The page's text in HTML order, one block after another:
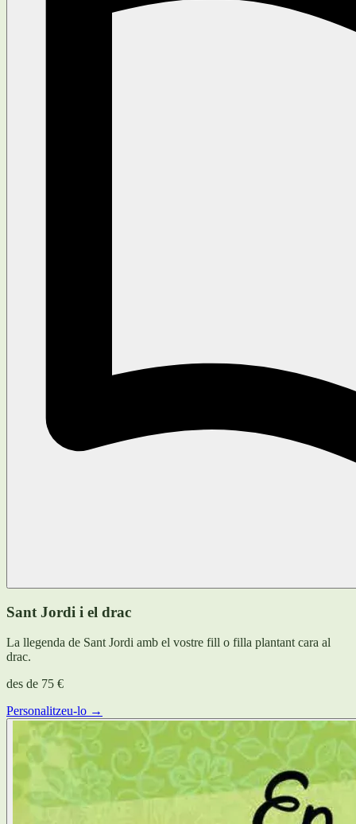
Sant Jordi i el drac
La llegenda de Sant Jordi amb el vostre fill o filla plantant cara al
drac.
des de 75 €
Personalitzeu-lo →